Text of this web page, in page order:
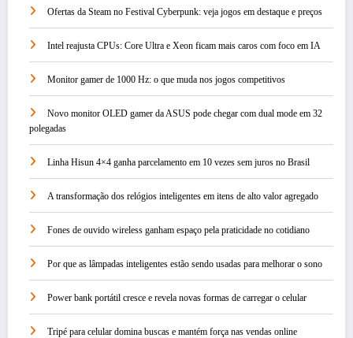
Ofertas da Steam no Festival Cyberpunk: veja jogos em destaque e preços
Intel reajusta CPUs: Core Ultra e Xeon ficam mais caros com foco em IA
Monitor gamer de 1000 Hz: o que muda nos jogos competitivos
Novo monitor OLED gamer da ASUS pode chegar com dual mode em 32
polegadas
Linha Hisun 4×4 ganha parcelamento em 10 vezes sem juros no Brasil
A transformação dos relógios inteligentes em itens de alto valor agregado
Fones de ouvido wireless ganham espaço pela praticidade no cotidiano
Por que as lâmpadas inteligentes estão sendo usadas para melhorar o sono
Power bank portátil cresce e revela novas formas de carregar o celular
Tripé para celular domina buscas e mantém força nas vendas online